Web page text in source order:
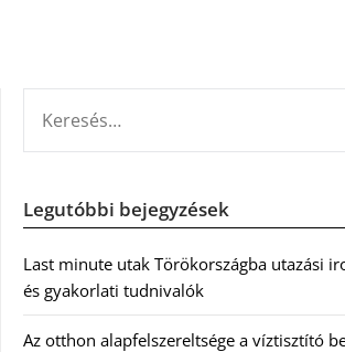
Legutóbbi bejegyzések
Last minute utak Törökországba utazási
és gyakorlati tudnivalók
Az otthon alapfelszereltsége a víztisztító